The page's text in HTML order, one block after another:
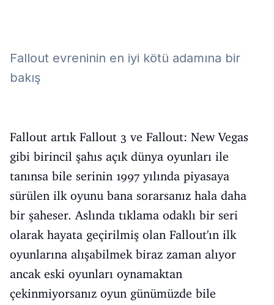
Fallout evreninin en iyi kötü adamına bir
bakış
Fallout artık Fallout 3 ve Fallout: New Vegas
gibi birincil şahıs açık dünya oyunları ile
tanınsa bile serinin 1997 yılında piyasaya
sürülen ilk oyunu bana sorarsanız hala daha
bir şaheser. Aslında tıklama odaklı bir seri
olarak hayata geçirilmiş olan Fallout'ın ilk
oyunlarına alışabilmek biraz zaman alıyor
ancak eski oyunları oynamaktan
çekinmiyorsanız oyun günümüzde bile